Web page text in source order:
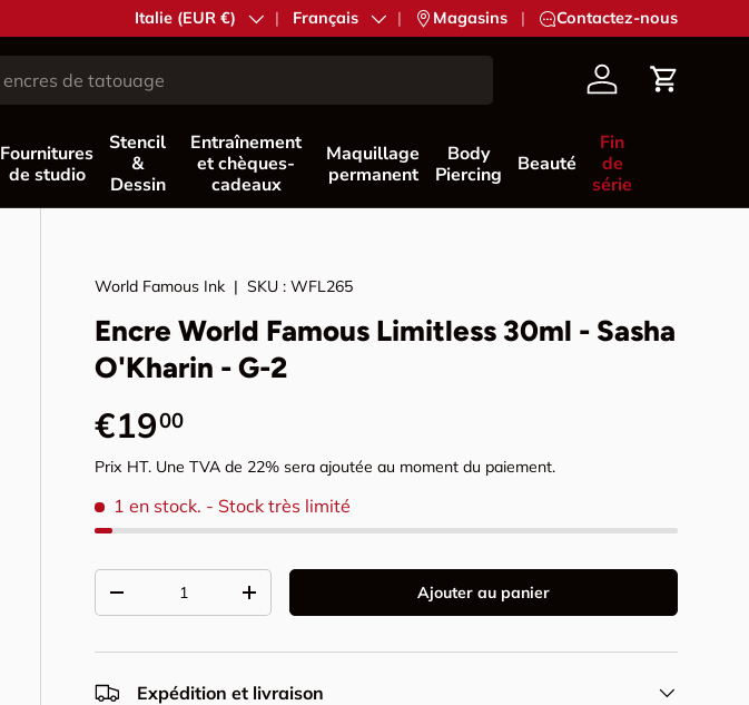
Pays
Italie (EUR €) LangueFrançais | Magasins | Contactez-nous
ComptePanier
Fournitures
de studio
Stencil
&
Dessin
Entraînement
et chèques-
cadeaux
Maquillage
permanent
Body
Piercing
Beauté
Fin
de
série
World Famous Ink |SKU : WFL265
Encre World Famous Limitless 30ml - Sasha
O'Kharin - G-2
Prix habituel
€1900
Prix HT. Une TVA de 22% sera ajoutée au moment du paiement.
1 en stock. - Stock très limité
Diminuer la quantitéAugmenter la quantitéAjouter au panier
Expédition et livraison